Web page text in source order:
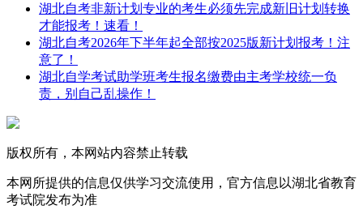
湖北自考非新计划专业的考生必须先完成新旧计划转换
才能报考！速看！
湖北自考2026年下半年起全部按2025版新计划报考！注
意了！
湖北自学考试助学班考生报名缴费由主考学校统一负
责，别自己乱操作！
版权所有，本网站内容禁止转载
本网所提供的信息仅供学习交流使用，官方信息以湖北省教育
考试院发布为准